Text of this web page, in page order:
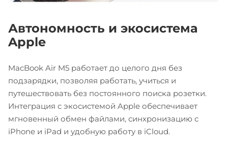
Автономность и экосистема
Apple
MacBook Air M5 работает до целого дня без
подзарядки, позволяя работать, учиться и
путешествовать без постоянного поиска розетки.
Интеграция с экосистемой Apple обеспечивает
мгновенный обмен файлами, синхронизацию с
iPhone и iPad и удобную работу в iCloud.